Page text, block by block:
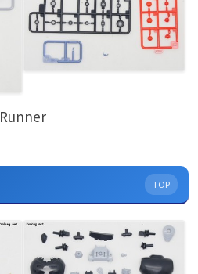
Runner
TOP